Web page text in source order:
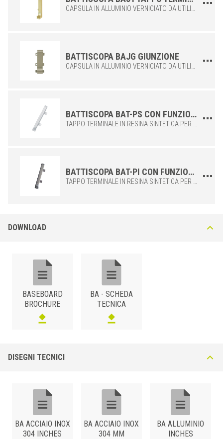
BA 450 AM11
Bianco Opaco
BA 450 A54
Nero Opaco
BA 600 A54
Nero Opaco
BATTISCOPA BAJG GIUNZIONE
BATTISCOPA BAT-PS CON FUNZIONE DI TAPPO TERMINALE PER IL PROFILO BA IN ALLUMINIO
BATTISCOPA BAT-PI CON FUNZIONE DI TAPPO TERMINALE PER IL PROFILO BA IN ACCIAIO (IL)
DOWNLOAD
BASEBOARD
BROCHURE
BA - SCHEDA
TECNICA
DISEGNI TECNICI
BA ACCIAIO INOX
304 INCHES
BA ACCIAIO INOX
304 MM
BA ALLUMINIO
INCHES